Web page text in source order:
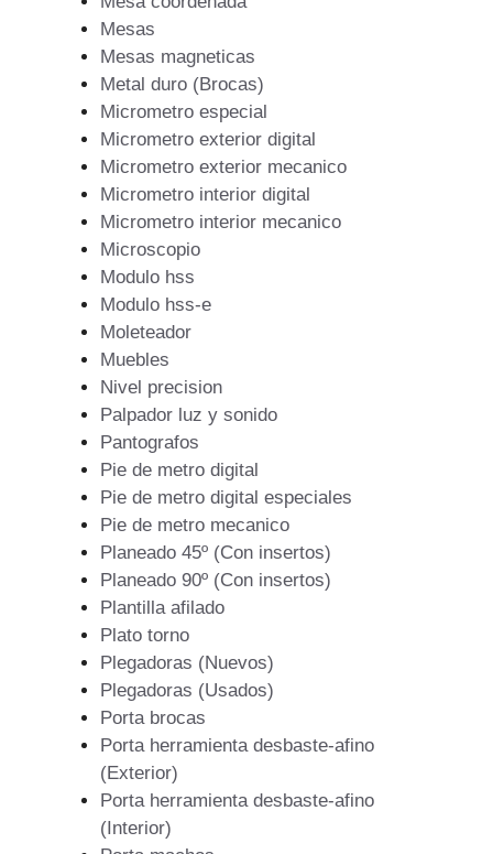
Mesas
Mesas magneticas
Metal duro (Brocas)
Micrometro especial
Micrometro exterior digital
Micrometro exterior mecanico
Micrometro interior digital
Micrometro interior mecanico
Microscopio
Modulo hss
Modulo hss-e
Moleteador
Muebles
Nivel precision
Palpador luz y sonido
Pantografos
Pie de metro digital
Pie de metro digital especiales
Pie de metro mecanico
Planeado 45º (Con insertos)
Planeado 90º (Con insertos)
Plantilla afilado
Plato torno
Plegadoras (Nuevos)
Plegadoras (Usados)
Porta brocas
Porta herramienta desbaste-afino
(Exterior)
Porta herramienta desbaste-afino
(Interior)